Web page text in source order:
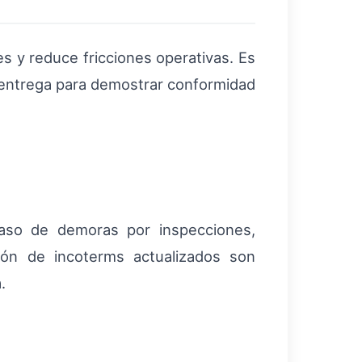
y reduce fricciones operativas. Es
para demostrar conformidad
de demoras por inspecciones,
de incoterms actualizados son